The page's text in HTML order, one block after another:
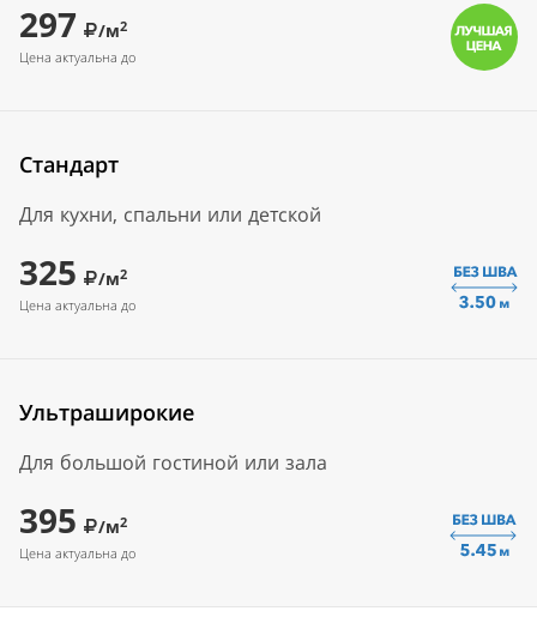
297 /м2
Цена актуальна до
Стандарт
Для кухни, спальни или детской
325 /м2
Цена актуальна до
Ультраширокие
Для большой гостиной или зала
395 /м2
Цена актуальна до